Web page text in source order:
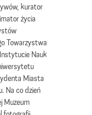
kurator
życia
Towarzystwa
Nauk
Miasta
Na co dzień
Muzeum